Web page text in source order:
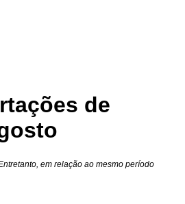
de
em relação ao mesmo período